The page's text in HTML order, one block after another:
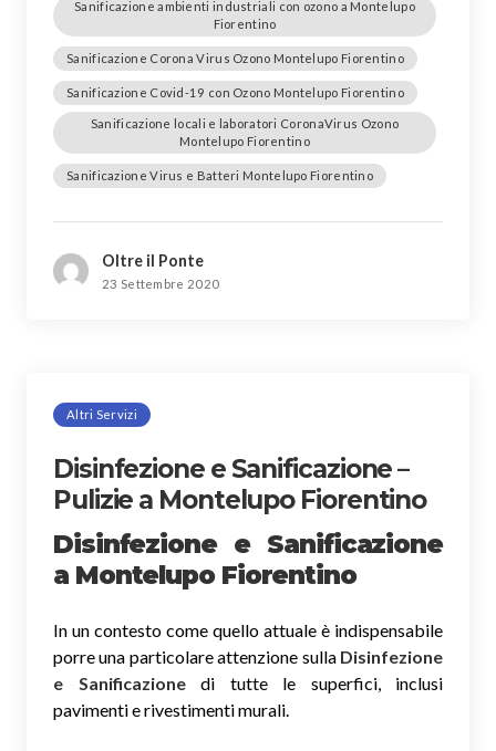
Sanificazione ambienti industriali con ozono a Montelupo
Fiorentino
Sanificazione Corona Virus Ozono Montelupo Fiorentino
Sanificazione Covid-19 con Ozono Montelupo Fiorentino
Sanificazione locali e laboratori CoronaVirus Ozono
Montelupo Fiorentino
Sanificazione Virus e Batteri Montelupo Fiorentino
Oltre il Ponte
23 Settembre 2020
Altri Servizi
Disinfezione e Sanificazione –
Pulizie a Montelupo Fiorentino
Disinfezione e Sanificazione
a Montelupo Fiorentino
In un contesto come quello attuale è indispensabile
porre una particolare attenzione sulla Disinfezione
e Sanificazionedi tutte le superfici, inclusi
pavimenti e rivestimenti murali.